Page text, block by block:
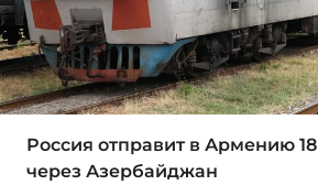
Россия отправит в Армению 18
через Азербайджан